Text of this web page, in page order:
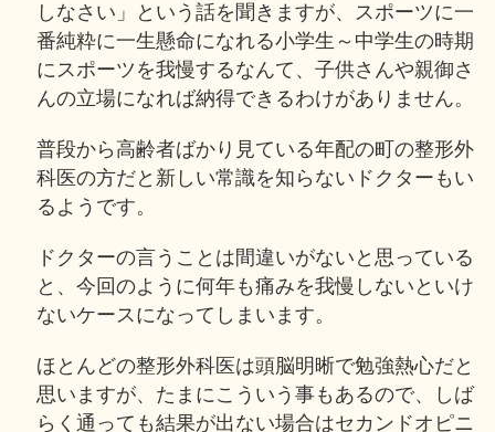
しなさい」という話を聞きますが、スポーツに一
番純粋に一生懸命になれる小学生～中学生の時期
にスポーツを我慢するなんて、子供さんや親御さ
んの立場になれば納得できるわけがありません。
普段から高齢者ばかり見ている年配の町の整形外
科医の方だと新しい常識を知らないドクターもい
るようです。
ドクターの言うことは間違いがないと思っている
と、今回のように何年も痛みを我慢しないといけ
ないケースになってしまいます。
ほとんどの整形外科医は頭脳明晰で勉強熱心だと
思いますが、たまにこういう事もあるので、しば
らく通っても結果が出ない場合はセカンドオピニ